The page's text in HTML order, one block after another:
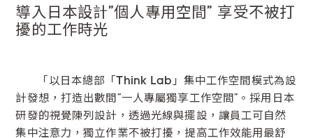
導入日本設計”個人專用空間” 享受不被打
擾的工作時光
「以日本總部「Think Lab」集中工作空間模式為設
計發想，打造出數間”一人專屬獨享工作空間”。採用日本
研發的視覺陳列設計，透過光線與擺設，讓員工可自然
集中注意力，獨立作業不被打擾，提高工作效能用最舒